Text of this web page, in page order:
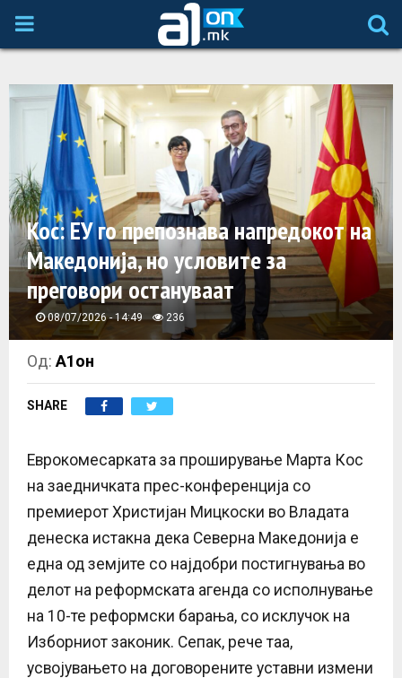
P
M
A
R
M
E
N
U
Кос: ЕУ го препознава напредокот на
Македонија, но условите за
преговори остануваат
08/07/2026 - 14:49 236
Од:А1он
SHARE
Еврокомесарката за проширување Марта Кос
на заедничката прес-конференција со
премиерот Христијан Мицкоски во Владата
денеска истакна дека Северна Македонија е
една од земјите со најдобри постигнувања во
делот на реформската агенда со исполнување
на 10-те реформски барања, со исклучок на
Изборниот законик. Сепак, рече таа,
усвојувањето на договорените уставни измени